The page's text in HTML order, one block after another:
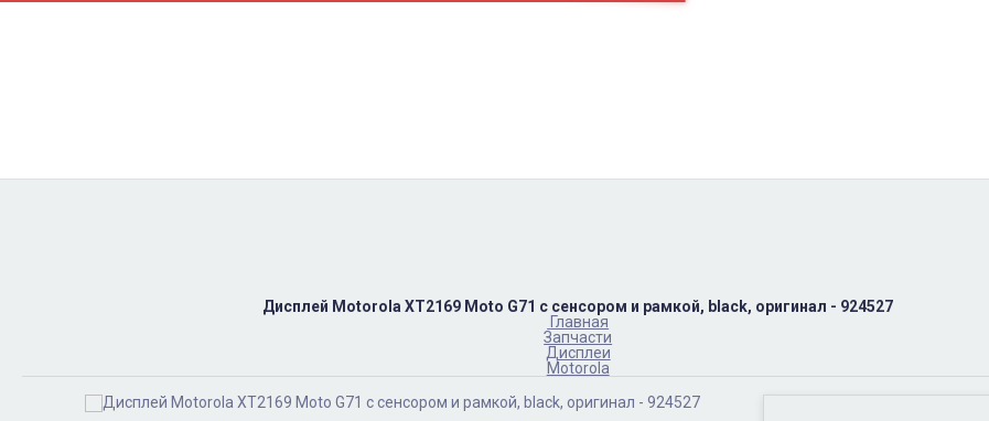
Дисплей Motorola XT2169 Moto G71 с сенсором и рамкой, black, оригинал - 924527
Главная
Запчасти
Дисплеи
Motorola